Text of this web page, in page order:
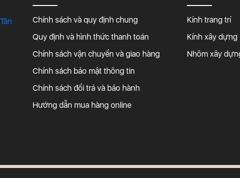
Chính sách và quy định chung
Quy định và hình thức thanh toán
Chính sách vận chuyển và giao hàng
Chính sách bảo mật thông tin
Chính sách đổi trả và bảo hành
Hướng dẫn mua hàng online
Kính trang trí
Kính xây dựng
Nhôm xây